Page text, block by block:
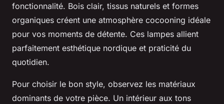
fonctionnalité. Bois clair, tissus naturels et formes
organiques créent une atmosphère cocooning idéale
pour vos moments de détente. Ces lampes allient
parfaitement esthétique nordique et praticité du
quotidien.
Pour choisir le bon style, observez les matériaux
dominants de votre pièce. Un intérieur aux tons